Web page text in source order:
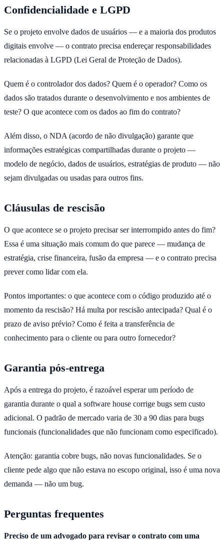
Confidencialidade e LGPD
Se o projeto envolve dados de usuários — e a maioria dos produtos
digitais envolve — o contrato precisa endereçar responsabilidades
relacionadas à LGPD (Lei Geral de Proteção de Dados).
Quem é o controlador dos dados? Quem é o operador? Como os
dados são tratados durante o desenvolvimento e nos ambientes de
teste? O que acontece com os dados ao fim do contrato?
Além disso, o NDA (acordo de não divulgação) garante que
informações estratégicas compartilhadas durante o projeto —
modelo de negócio, dados de usuários, estratégias de produto — não
sejam divulgadas ou usadas para outros fins.
Cláusulas de rescisão
O que acontece se o projeto precisar ser interrompido antes do fim?
Essa é uma situação mais comum do que parece — mudança de
estratégia, crise financeira, fusão da empresa — e o contrato precisa
prever como lidar com ela.
Pontos importantes: o que acontece com o código produzido até o
momento da rescisão? Há multa por rescisão antecipada? Qual é o
prazo de aviso prévio? Como é feita a transferência de
conhecimento para o cliente ou para outro fornecedor?
Garantia pós-entrega
Após a entrega do projeto, é razoável esperar um período de
garantia durante o qual a software house corrige bugs sem custo
adicional. O padrão de mercado varia de 30 a 90 dias para bugs
funcionais (funcionalidades que não funcionam como especificado).
Atenção: garantia cobre bugs, não novas funcionalidades. Se o
cliente pede algo que não estava no escopo original, isso é uma nova
demanda — não um bug.
Perguntas frequentes
Preciso de um advogado para revisar o contrato com uma